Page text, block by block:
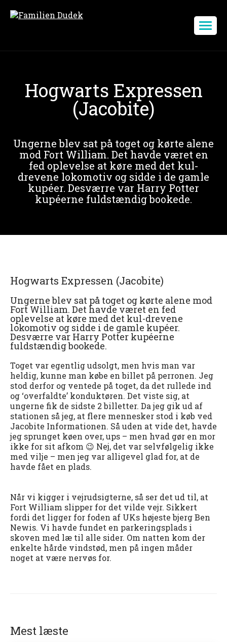
Hogwarts Expressen
(Jacobite)
Ungerne blev sat på toget og kørte alene
mod Fort William. Det havde været en
fed oplevelse at køre med det kul-
drevene lokomotiv og sidde i de gamle
kupéer. Desværre var Harry Potter
kupéerne fuldstændig bookede.
Hogwarts Expressen (Jacobite)
Ungerne blev sat på toget og kørte alene mod
Fort William. Det havde været en fed
oplevelse at køre med det kul-drevene
lokomotiv og sidde i de gamle kupéer.
Desværre var Harry Potter kupéerne
fuldstændig bookede.
Toget var egentlig udsolgt, men hvis man var
heldig, kunne man købe en billet på perronen. Jeg
stod derfor og ventede på toget, da det rullede ind
og ‘overfaldte’ konduktøren. Det viste sig, at
ungerne fik de sidste 2 billetter. Da jeg gik ud af
stationen så jeg, at flere mennesker stod i køb ved
Jacobite Informationen. Så uden at vide det, havde
jeg sprunget køen over, ups – men hvad gør en mor
ikke for sit afkom 😉 Nej, det var selvfølgelig ikke
med vilje – men jeg var alligevel glad for, at de
havde fået en plads.
Når vi kigger i vejrudsigterne, så ser det ud til, at
Fort William slipper for det vilde vejr. Sikkert
fordi det ligger for foden af UKs højeste bjerg Ben
Newis. Vi havde fundet en parkeringsplads i
skoven med læ til alle sider. Om natten kom der
enkelte hårde vindstød, men på ingen måder
noget at være nervøs for.
Mest læste